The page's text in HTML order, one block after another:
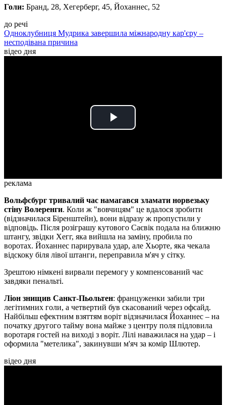
Голи: Бранд, 28, Хегерберг, 45, Йоханнес, 52
до речі
Одноклубниця Мудрика завершила міжнародну кар'єру –
несподівана причина
відео дня
Play
реклама
Вольфсбург тривалий час намагався зламати норвезьку
стіну Волеренги. Коли ж "вовчицям" це вдалося зробити
(відзначилася Біренштейн), вони відразу ж пропустили у
відповідь. Після розіграшу кутового Саєвік подала на ближню
штангу, звідки Хегг, яка вийшла на заміну, пробила по
воротах. Йоханнес парирувала удар, але Хьорте, яка чекала
відскоку біля лівої штанги, переправила м'яч у сітку.
Зрештою німкені вирвали перемогу у компенсований час
завдяки пенальті.
Ліон знищив Санкт-Пьольтен: француженки забили три
легітимних голи, а четвертий був скасований через офсайд.
Найбільш ефектним взяттям воріт відзначилася Йоханнес – на
початку другого тайму вона майже з центру поля підловила
воротаря гостей на виході з воріт. Лілі наважилася на удар – і
оформила "метелика", закинувши м'яч за комір Шлютер.
відео дня